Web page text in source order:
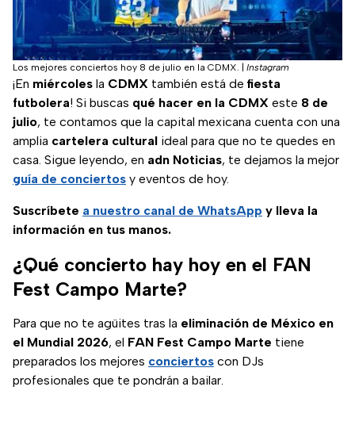
Los mejores conciertos hoy 8 de julio en la CDMX. Instagram
¡En miércoles la CDMX también está de fiesta
futbolera! Si buscas qué hacer en la CDMX este 8 de
julio, te contamos que la capital mexicana cuenta con una
amplia cartelera cultural ideal para que no te quedes en
casa. Sigue leyendo, en adn Noticias, te dejamos la mejor
guía de conciertos y eventos de hoy.
Suscríbete a nuestro canal de WhatsApp y lleva la
información en tus manos.
¿Qué concierto hay hoy en el FAN
Fest Campo Marte?
Para que no te agüites tras la eliminación de México en
el Mundial 2026, el FAN Fest Campo Marte tiene
preparados los mejores conciertos con DJs
profesionales que te pondrán a bailar.